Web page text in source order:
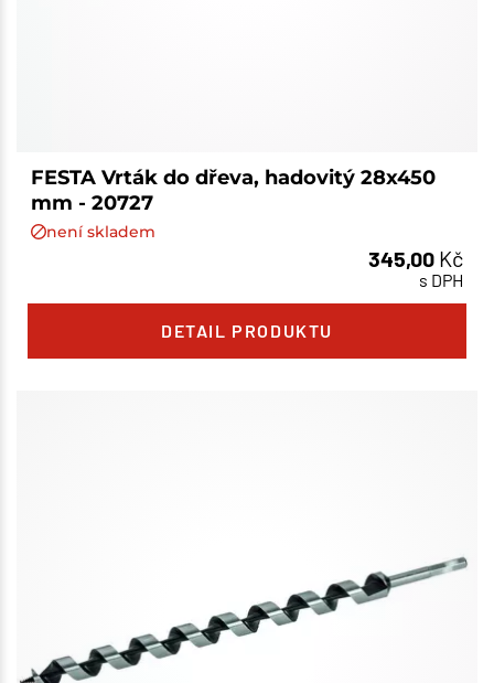
FESTA Vrták do dřeva, hadovitý 28x450
mm - 20727
není skladem
345,00 Kč
s DPH
DETAIL PRODUKTU